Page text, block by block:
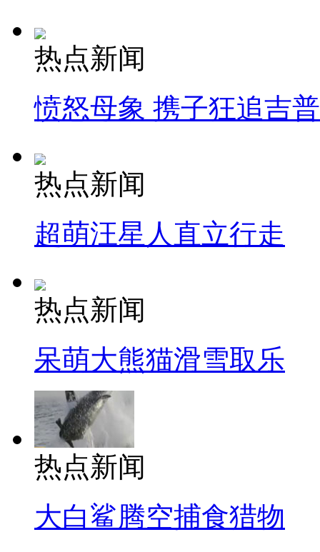
热点新闻
愤怒母象 携子狂追吉
热点新闻
超萌汪星人直立行走
热点新闻
呆萌大熊猫滑雪取乐
热点新闻
大白鲨腾空捕食猎物